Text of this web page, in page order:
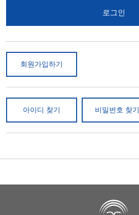
로그인
회원가입하기
아이디 찾기 비밀번호 찾기